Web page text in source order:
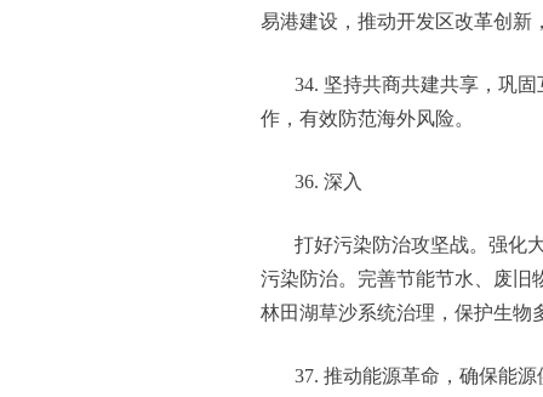
易港建设，推动开发区改革创新
34. 坚持共商共建共享，巩
作，有效防范海外风险。
36. 深入
打好污染防治攻坚战。强化
污染防治。完善节能节水、废旧
林田湖草沙系统治理，保护生物
37. 推动能源革命，确保能